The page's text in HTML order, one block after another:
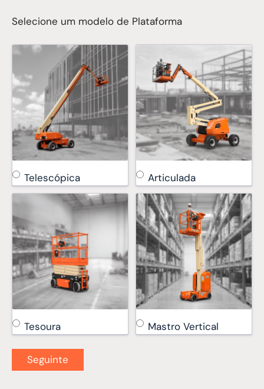
Selecione um modelo de Plataforma
Telescópica Articulada
Tesoura Mastro Vertical